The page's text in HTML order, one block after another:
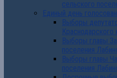
сельского
Единый день
Выборы
Выборы главы
поселения
Выборы главы
поселения